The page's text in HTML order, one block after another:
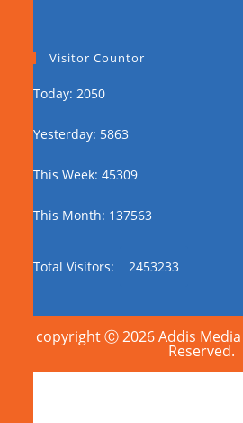
Visitor Countor
Today: 2050
Yesterday: 5863
This Week: 45309
This Month: 137563
Total Visitors: 2453233
copyright Ⓒ 2026 Addis
Reserved.